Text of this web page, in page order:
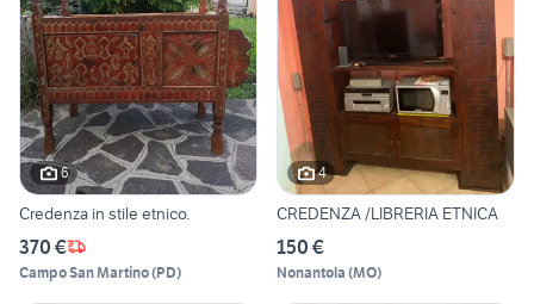
6
Credenza in stile etnico.
370 €
Campo San Martino(PD)
4
CREDENZA /LIBRERIA ETNICA
150 €
Nonantola (MO)